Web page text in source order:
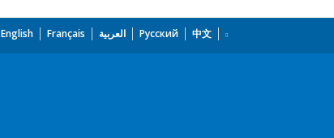
English Français العربية Русский 中文